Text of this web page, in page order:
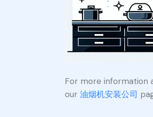
For more information
our油烟机安装公司